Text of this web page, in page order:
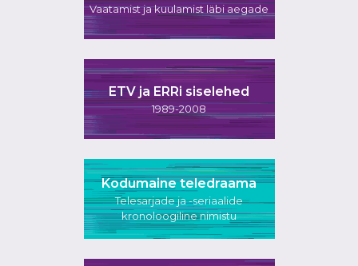
Vaatamist ja kuulamist läbi aegade
ETV ja ERRi siselehed
1989-2008
Kodumaine teledraama
Telesarjade ja -seriaalide
kronoloogiline nimistu